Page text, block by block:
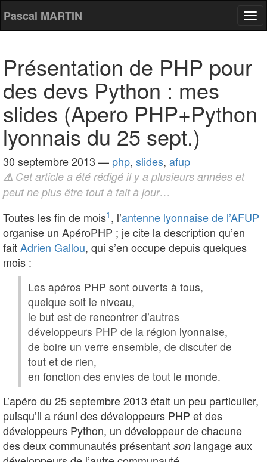
Pascal MARTIN
Présentation de PHP pour
des devs Python : mes
slides (Apero PHP+Python
lyonnais du 25 sept.)
30 septembre 2013 — php, slides, afup
⚠ Cet article a été rédigé il y a plusieurs années et
peut ne plus être tout à fait à jour…
Toutes les fin de mois1 , l’antenne lyonnaise de l’AFUP
organise un ApéroPHP ; je cite la description qu’en
faitAdrien Gallou, qui s’en occupe depuis quelques
mois :
Les apéros PHP sont ouverts à tous,
quelque soit le niveau,
le but est de rencontrer d’autres
développeurs PHP de la région lyonnaise,
de boire un verre ensemble, de discuter de
tout et de rien,
en fonction des envies de tout le monde.
L’apéro du 25 septembre 2013 était un peu particulier,
puisqu’il a réuni des développeurs PHP et des
développeurs Python, un développeur de chacune
des deux communautés présentant son langage aux